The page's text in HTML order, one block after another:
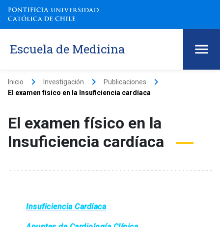
Escuela de Medicina
Inicio keyboard_arrow_right Investigación keyboard_arrow_right Publicaciones keyboard_arrow_right
El examen físico en la Insuficiencia cardíaca
El examen físico en la
Insuficiencia cardíaca
Insuficiencia Cardíaca